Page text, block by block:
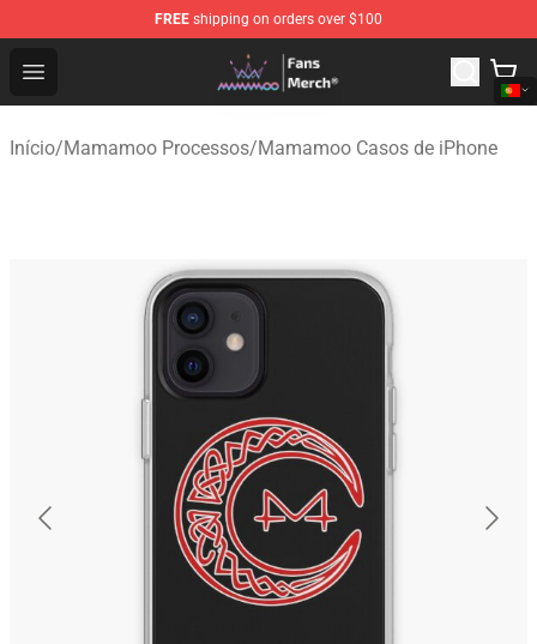
FREE shipping on orders over $100
Open menu
Mamamoo Store - Official Mamamoo Merchandise Shop
Início/Mamamoo Processos/Mamamoo Casos de iPhone